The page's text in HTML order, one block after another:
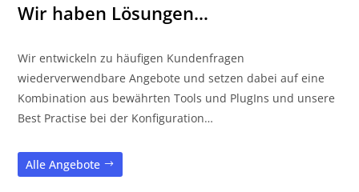
Wir haben Lösungen…
Wir entwickeln zu häufigen Kundenfragen
wiederverwendbare Angebote und setzen dabei auf eine
Kombination aus bewährten Tools und PlugIns und unsere
Best Practise bei der Konfiguration…
Alle Angebote